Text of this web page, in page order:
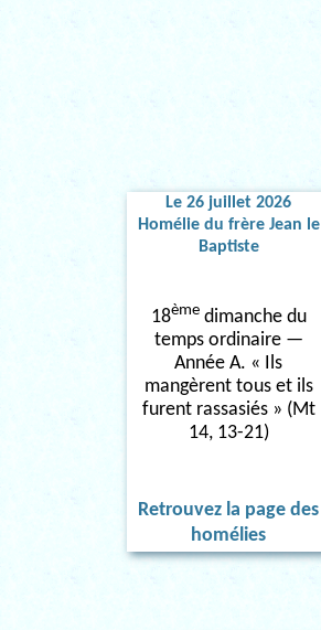
Le 26 juillet 2026
Homélie du frère Jean le
Baptiste
18èmedimanche du
temps ordinaire —
Année A. « Ils
mangèrent tous et ils
furent rassasiés » (Mt
14, 13-21)
Retrouvez la page des
homélies